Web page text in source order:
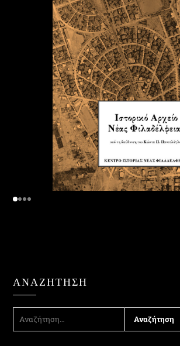
ΑΝΑΖΉΤΗΣΗ
ΑΝΑΖΉΤΗΣΗ
ΓΙΑ: